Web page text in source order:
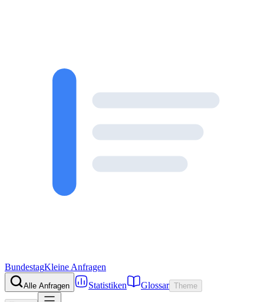
BundestagKleine Anfragen
Alle Anfragen Statistiken Glossar Theme